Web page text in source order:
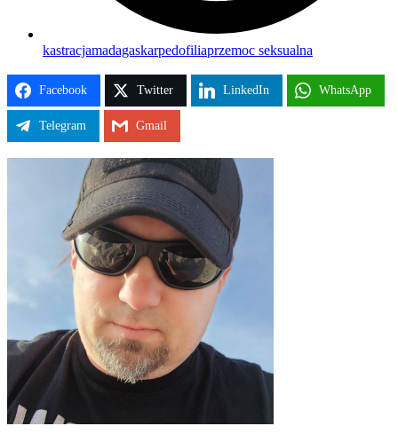
kastracjamadagaskarpedofiliaprzemoc seksualna
Facebook Twitter LinkedIn WhatsApp
Telegram Gmail